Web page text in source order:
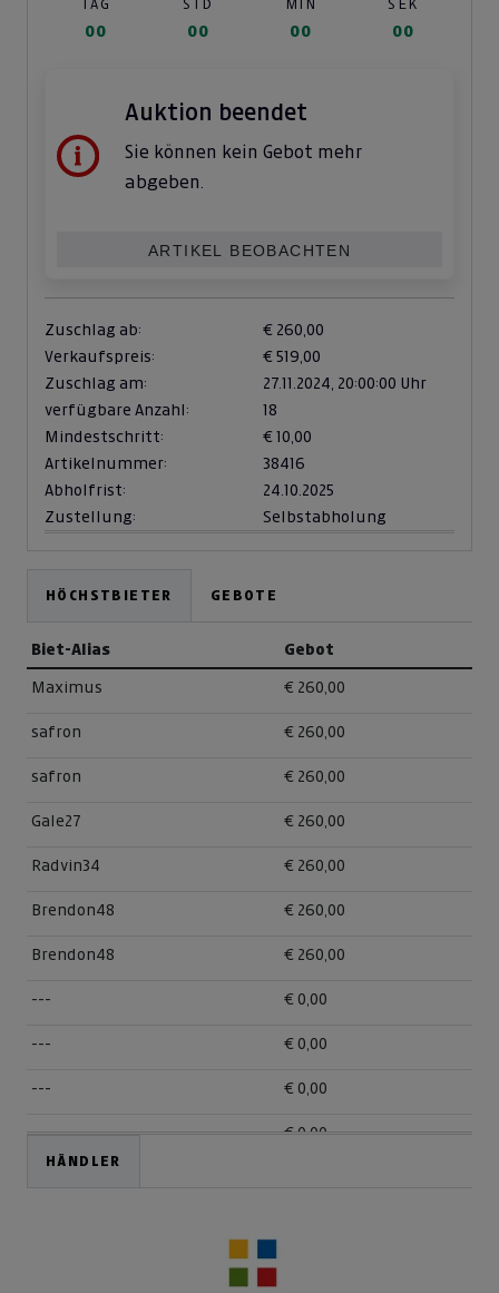
TAG STD MIN SEK
00 00 00 00
Auktion beendet
Sie können kein Gebot mehr
abgeben.
ARTIKEL BEOBACHTEN
Zuschlag ab:
€ 260,00
Verkaufspreis:
€ 519,00
Zuschlag am:
27.11.2024, 20:00:00 Uhr
verfügbare Anzahl:
18
Mindestschritt:
€ 10,00
Artikelnummer:
38416
Abholfrist:
24.10.2025
Zustellung:
Selbstabholung
HÖCHSTBIETER GEBOTE
Biet-Alias Gebot
Maximus € 260,00
safron € 260,00
safron € 260,00
Gale27 € 260,00
Radvin34 € 260,00
Brendon48 € 260,00
Brendon48 € 260,00
--- € 0,00
--- € 0,00
--- € 0,00
€ 0,00
HÄNDLER